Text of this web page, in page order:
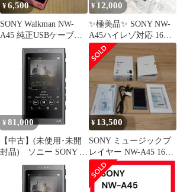
¥6,500
SONY Walkman NW-
A45 純正USBケーブル
付き Aシリーズ
¥12,000
✨極美品✨ SONY NW-
A45ハイレゾ対応 16G
ムーンリッドブルー
¥ 81,000
【中古】(未使用･未開
封品) ソニー SONY ウ
ォークマン Aシリーズ
16GB NW-A45 :
Bluetooth/microSD/ハイ
¥ 13,500
SONY ミュージックプ
レイヤー NW-A45 16GB
本体